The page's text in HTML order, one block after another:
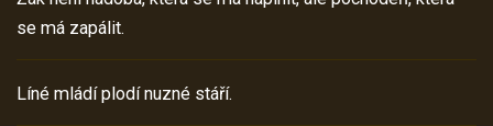
se má zapálit.
Líné mládí plodí nuzné stáří.